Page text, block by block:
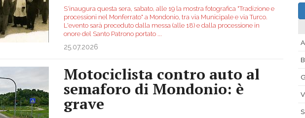
S'inaugura questa sera, sabato, alle 19 la mostra fotografica "Tradizione e
processioni nel Monferrato" a Mondonio, tra via Municipale e via Turco.
L'evento sarà preceduto dalla messa (alle 18) e dalla processione in
onore del Santo Patrono portato
25.07.2026
Motociclista contro auto al
semaforo di Mondonio: è
grave